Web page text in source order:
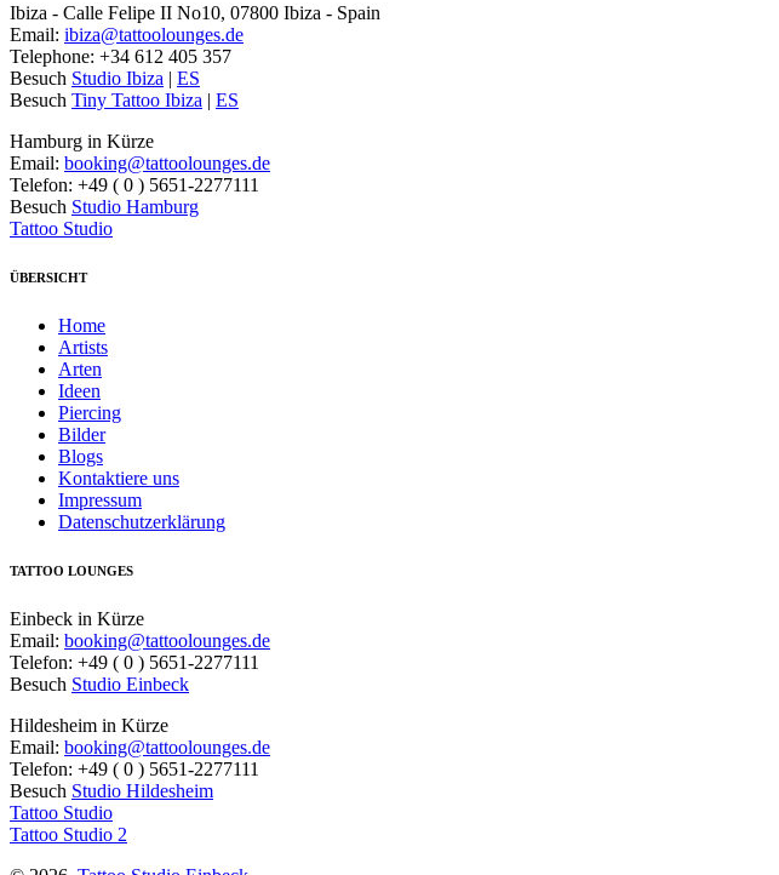
Ibiza - Calle Felipe II No10, 07800 Ibiza - Spain
Email: ibiza@tattoolounges.de
Telephone: +34 612 405 357
Besuch Studio Ibiza | ES
Besuch Tiny Tattoo Ibiza | ES
Hamburg in Kürze
Email: booking@tattoolounges.de
Telefon: +49 ( 0 ) 5651-2277111
Besuch Studio Hamburg
Tattoo Studio
ÜBERSICHT
Home
Artists
Arten
Ideen
Piercing
Bilder
Blogs
Kontaktiere uns
Impressum
Datenschutzerklärung
TATTOO LOUNGES
Einbeck in Kürze
Email: booking@tattoolounges.de
Telefon: +49 ( 0 ) 5651-2277111
Besuch Studio Einbeck
Hildesheim in Kürze
Email: booking@tattoolounges.de
Telefon: +49 ( 0 ) 5651-2277111
Besuch Studio Hildesheim
Tattoo Studio
Tattoo Studio 2